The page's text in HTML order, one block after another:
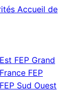
Accueil de
FEP Grand
FEP
FEP Sud Ouest